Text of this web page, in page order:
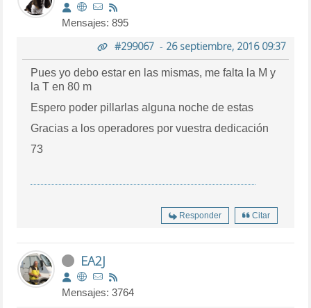
Mensajes: 895
#299067- 26 septiembre, 2016 09:37
Pues yo debo estar en las mismas, me falta la M y
la T en 80 m
Espero poder pillarlas alguna noche de estas
Gracias a los operadores por vuestra dedicación
73
Responder Citar
EA2J
Mensajes: 3764